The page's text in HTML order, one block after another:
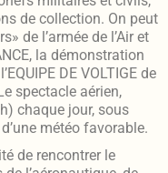
de collection. On peut
de l’armée de l’Air et
la démonstration
DE VOLTIGE de
Le spectacle aérien,
chaque jour, sous
météo favorable.
de rencontrer le